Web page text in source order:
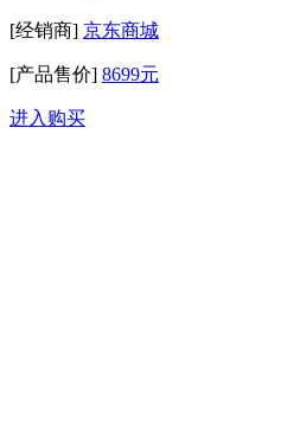
[经销商] 京东商城
[产品售价] 8699元
进入购买